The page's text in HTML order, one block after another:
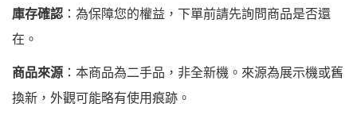
庫存確認 ：為保障您的權益，下單前請先詢問商品是否還
在。
商品來源 ：本商品為二手品，非全新機。來源為展示機或舊
換新，外觀可能略有使用痕跡。